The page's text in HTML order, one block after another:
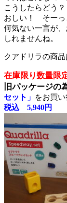
こうしたらどう
おしい！ そーっ
何気ない一言が
しれませんね。
クアドリラの商品
在庫限り数量限
旧パッケージの
セット」 をお買
税込 5,940円